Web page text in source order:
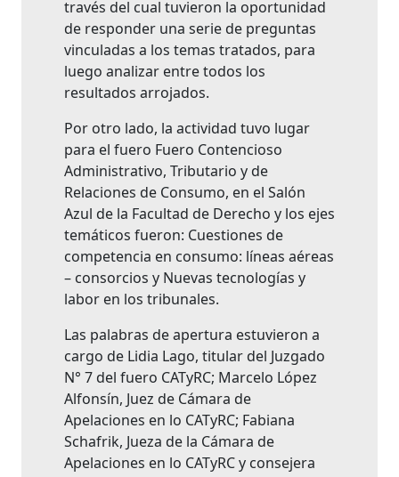
través del cual tuvieron la oportunidad
de responder una serie de preguntas
vinculadas a los temas tratados, para
luego analizar entre todos los
resultados arrojados.
Por otro lado, la actividad tuvo lugar
para el fuero Fuero Contencioso
Administrativo, Tributario y de
Relaciones de Consumo, en el Salón
Azul de la Facultad de Derecho y los ejes
temáticos fueron: Cuestiones de
competencia en consumo: líneas aéreas
– consorcios y Nuevas tecnologías y
labor en los tribunales.
Las palabras de apertura estuvieron a
cargo de Lidia Lago, titular del Juzgado
N° 7 del fuero CATyRC; Marcelo López
Alfonsín, Juez de Cámara de
Apelaciones en lo CATyRC; Fabiana
Schafrik, Jueza de la Cámara de
Apelaciones en lo CATyRC y consejera